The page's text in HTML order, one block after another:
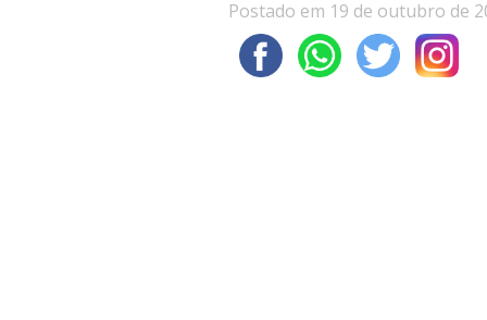
Postado em 19 de outubro de